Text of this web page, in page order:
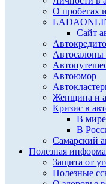
О пробегах
Сайт
Автосалоны
Автоюмор
Женщина и
Кризис в
В мире
В
Самарский
Полезная
Защита от
Полезные